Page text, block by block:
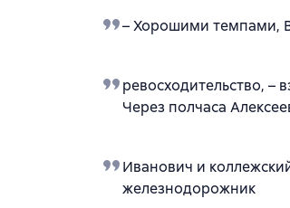
– Хорошими темпами,
ревосходительство, –
Через полчаса
Иванович и
железнодорожник